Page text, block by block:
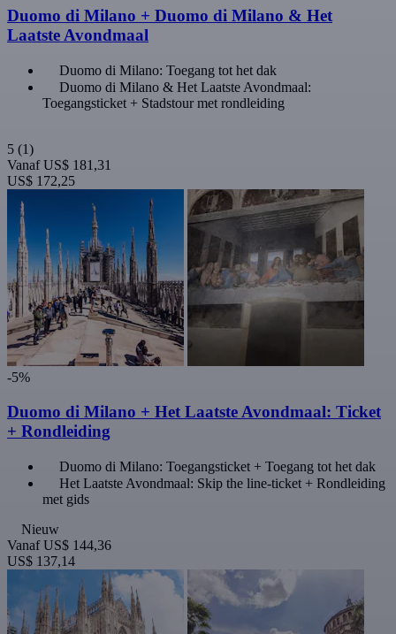
Duomo di Milano + Duomo di Milano & Het
Laatste Avondmaal
Duomo di Milano: Toegang tot het dak
Duomo di Milano & Het Laatste Avondmaal:
Toegangsticket + Stadstour met rondleiding
5 (1)
Vanaf US$ 181,31
US$ 172,25
-5%
Duomo di Milano + Het Laatste Avondmaal: Ticket
+ Rondleiding
Duomo di Milano: Toegangsticket + Toegang tot het dak
Het Laatste Avondmaal: Skip the line-ticket + Rondleiding
met gids
Nieuw
Vanaf US$ 144,36
US$ 137,14